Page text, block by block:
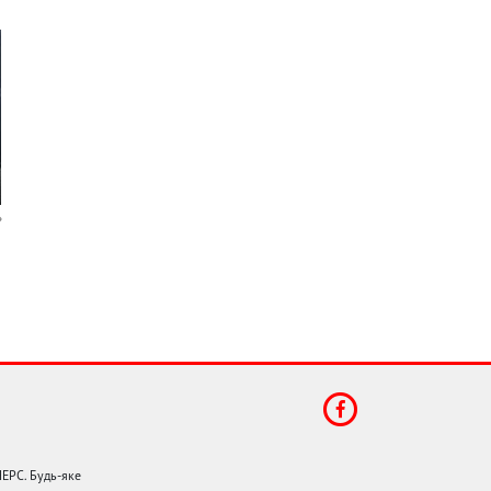
Будь-яке